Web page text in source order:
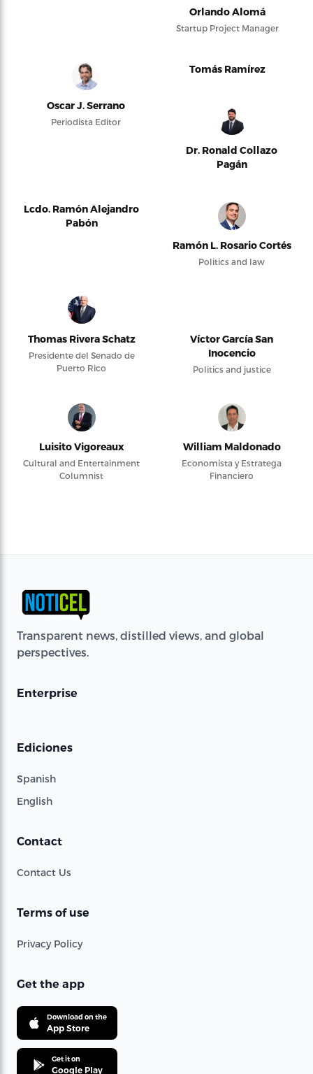
Orlando Alomá
Startup Project Manager
Oscar J. Serrano
Periodista Editor
Tomás Ramírez
Dr. Ronald Collazo
Pagán
Lcdo. Ramón Alejandro
Pabón
Ramón L. Rosario Cortés
Politics and law
Thomas Rivera Schatz
Presidente del Senado de
Puerto Rico
Víctor García San
Inocencio
Politics and justice
Luisito Vigoreaux
Cultural and Entertainment
Columnist
William Maldonado
Economista y Estratega
Financiero
Transparent news, distilled views, and global
perspectives.
Enterprise
Ediciones
Spanish
English
Contact
Contact Us
Terms of use
Privacy Policy
Get the app
Download on the
App Store
Get it on
Google Play